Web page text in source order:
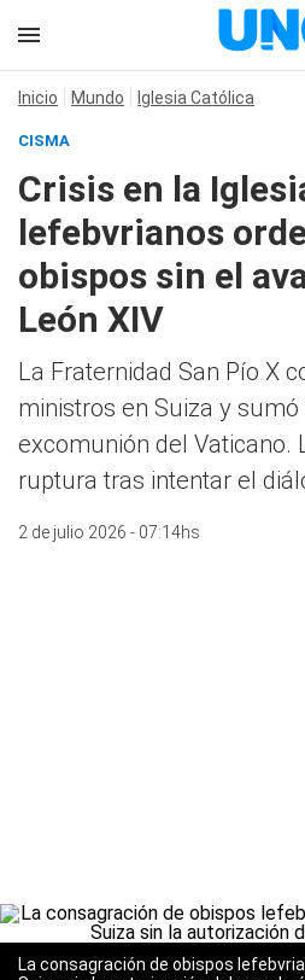
Inicio Mundo Iglesia Católica
CISMA
Crisis en la
lefebvrianos
obispos sin el
León XIV
La Fraternidad San Pío X
ministros en Suiza y
excomunión del Vaticano.
ruptura tras intentar el
2 de julio 2026 - 07:14hs
La consagración de obispos